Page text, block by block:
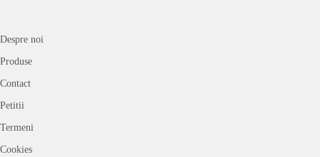
Despre noi
Produse
Contact
Petitii
Termeni
Cookies